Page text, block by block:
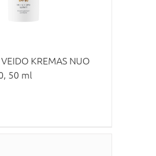
KREMAS NUO
50 ml